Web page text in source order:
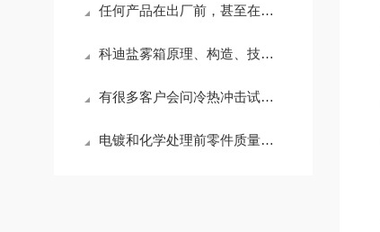
任何产品在出厂前，甚至在研发阶段就要做各种测试，盐雾测试箱就是如此
科迪盐雾箱原理、构造、技术参数
有很多客户会问冷热冲击试验箱可以做湿度吗？这个是不可以的
电镀和化学处理前零件质量的规定